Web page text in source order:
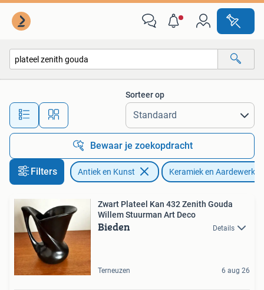
Alle afstanden…
Sorteer op
Bewaar je zoekopdracht
Filters Antiek en Kunst Keramiek en Aardewerk
Zwart Plateel Kan 432 Zenith Gouda
Willem Stuurman Art Deco
Bieden Details
Terneuzen 6 aug 26